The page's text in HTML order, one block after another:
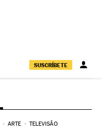
SUSCRÍBETE
ARTE TELEVISÃO